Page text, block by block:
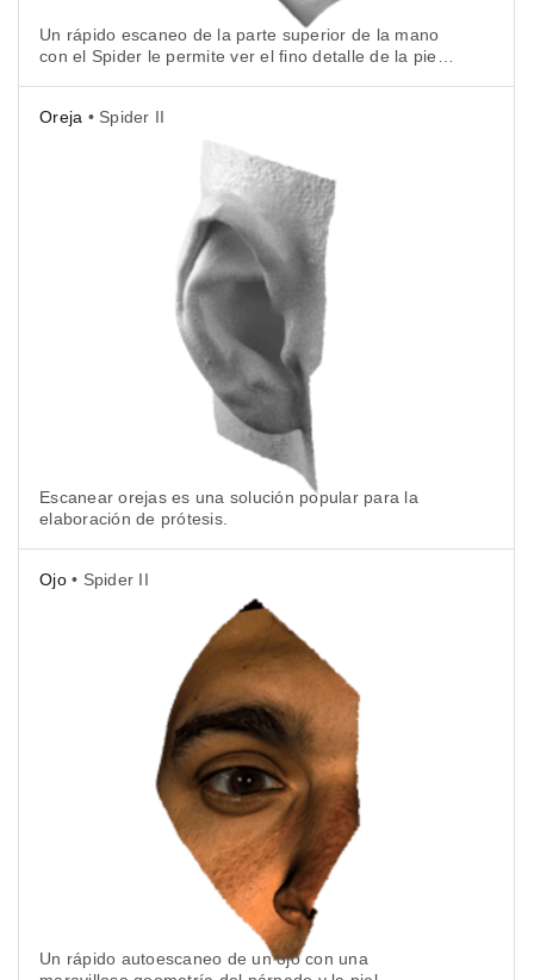
Un rápido escaneo de la parte superior de la mano
con el Spider le permite ver el fino detalle de la piel y
Oreja • Spider II
Escanear orejas es una solución popular para la
elaboración de prótesis.
Ojo• Spider II
Un rápido autoescaneo de un ojo con una